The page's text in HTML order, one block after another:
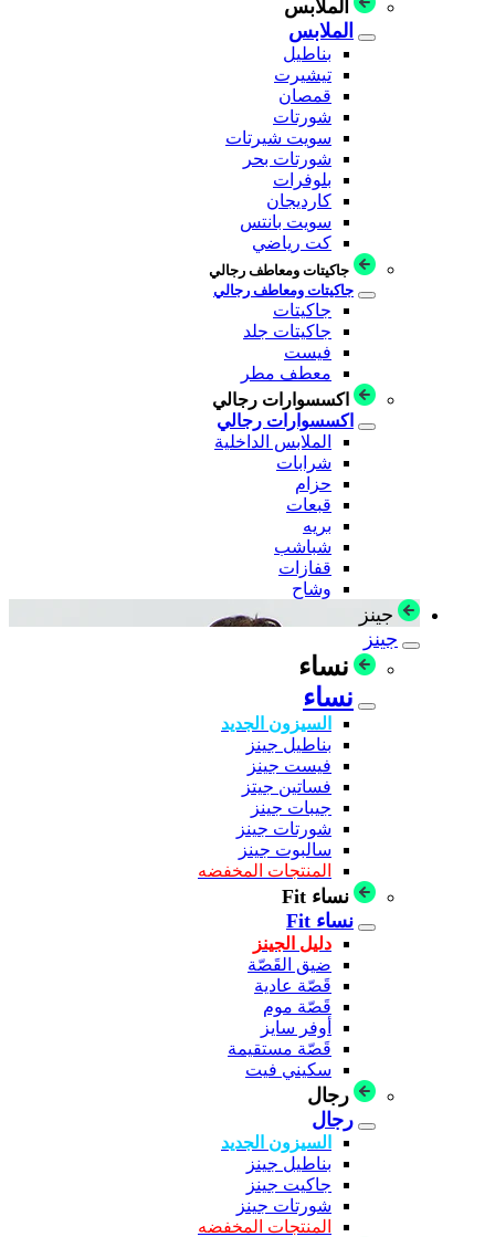
الملابس
الملابس
بناطيل
تيشيرت
قمصان
شورتات
سويت شيرتات
شورتات بحر
بلوفرات
كارديجان
سويت بانتس
كت رياضي
جاكيتات ومعاطف رجالي
جاكيتات ومعاطف رجالي
جاكيتات
جاكيتات جلد
فيست
معطف مطر
اكسسوارات رجالي
اكسسوارات رجالي
الملابس الداخلية
شرابات
حزام
قبعات
بريه
شباشب
قفازات
وشاح
جينز
جينز
نساء
نساء
السيزون الجديد
بناطيل جينز
فيست جينز
فساتين جيتز
جيبات جينز
شورتات جينز
سالبوت جينز
المنتجات المخفضه
نساء Fit
نساء Fit
دليل الجينز
ضيق القَصّة
قَصّة عادية
قَصّة موم
أوفر سايز
قَصّة مستقيمة
سكيني فيت
رجال
رجال
السيزون الجديد
بناطيل جينز
جاكيت جينز
شورتات جينز
المنتجات المخفضه